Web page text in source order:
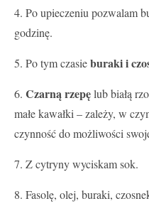
4. Po upieczeniu pozwalam
godzinę.
5. Po tym czasieburaki i
6. Czarną rzepęlub białą
małe kawałki – zależy, w
czynność do możliwości
7. Z cytryny wyciskam sok.
8. Fasolę, olej, buraki,